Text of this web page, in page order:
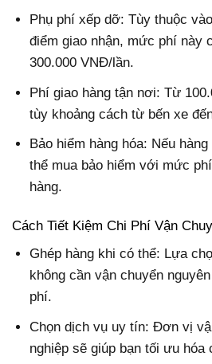
Phụ phí xếp dỡ: Tùy thuộc
điểm giao nhận, mức phí này
300.000 VNĐ/lần.
Phí giao hàng tận nơi: Từ
tùy khoảng cách từ bến xe
Bảo hiểm hàng hóa: Nếu
thể mua bảo hiểm với mức
hàng.
Cách Tiết Kiệm Chi Phí Vận
Ghép hàng khi có thể: Lựa
không cần vận chuyển
phí.
Chọn dịch vụ uy tín: Đơn vị
nghiệp sẽ giúp bạn tối ưu hóa